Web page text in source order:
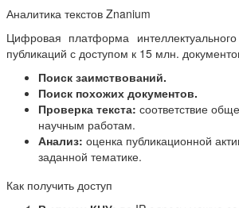
Аналитика текстов Znanium
Цифровая платформа
публикаций с доступом к 15 млн.
Поиск заимствований.
Поиск похожих документов.
Проверка текста: соответствие
научным работам.
Анализ: оценка публикационной
заданной тематике.
Как получить доступ